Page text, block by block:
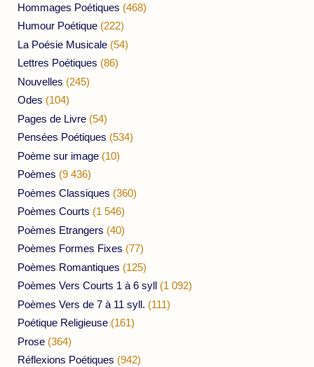
Hommages Poétiques (468)
Humour Poétique (222)
La Poésie Musicale (54)
Lettres Poétiques (86)
Nouvelles (245)
Odes (104)
Pages de Livre (54)
Pensées Poétiques (534)
Poème sur image (10)
Poèmes (9 436)
Poèmes Classiques (360)
Poèmes Courts (1 546)
Poèmes Etrangers (40)
Poèmes Formes Fixes (77)
Poèmes Romantiques (125)
Poèmes Vers Courts 1 à 6 syll (1 092)
Poèmes Vers de 7 à 11 syll. (111)
Poétique Religieuse (161)
Prose (364)
Réflexions Poétiques (942)